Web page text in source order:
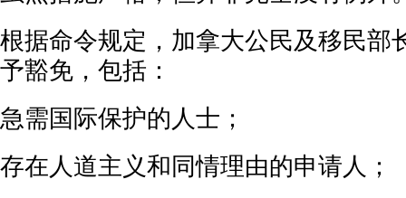
根据命令规定，加拿大公民及移民部
予豁免，包括：
急需国际保护的人士；
存在人道主义和同情理由的申请人；